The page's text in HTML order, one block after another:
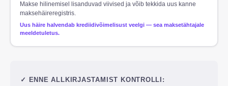
Makse hilinemisel lisanduvad viivised ja võib tekkida uus kanne
maksehäireregistris.
Uus häire halvendab krediidivõimelisust veelgi — sea maksetähtajale
meeldetuletus.
✓
ENNE ALLKIRJASTAMIST KONTROLLI: